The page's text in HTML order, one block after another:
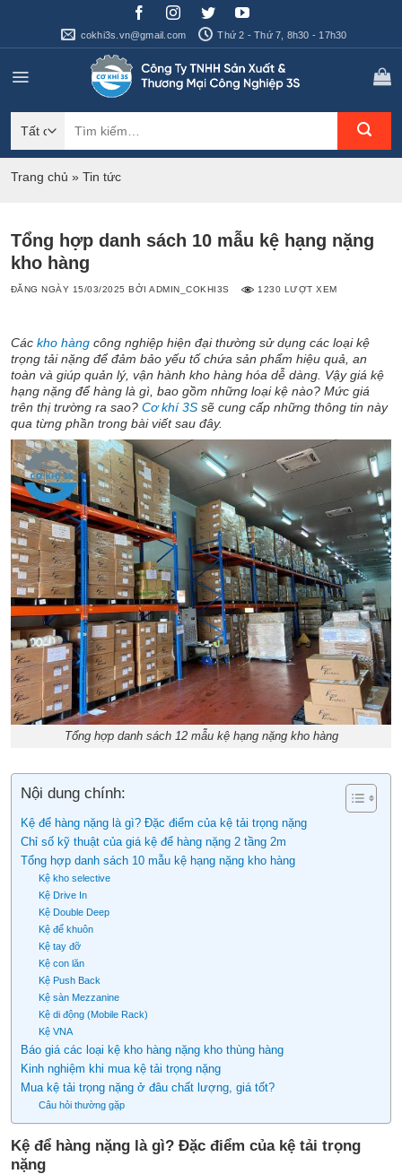
cokhi3s.vn@gmail.com Thứ 2 - Thứ 7, 8h30 - 17h30
kiếm:
Trang chủ » Tin tức
Tổng hợp danh sách 10 mẫu kệ hạng nặng
kho hàng
ĐĂNG NGÀY 15/03/2025 BỞIADMIN_COKHI3S 1230 LƯỢT XEM
Các kho hàng công nghiệp hiện đại thường sử dụng các loại kệ
trọng tải nặng để đảm bảo yếu tố chứa sản phẩm hiệu quả, an
toàn và giúp quản lý, vận hành kho hàng hóa dễ dàng. Vậy giá kệ
hạng nặng để hàng là gì, bao gồm những loại kệ nào? Mức giá
trên thị trường ra sao? Cơ khí 3S sẽ cung cấp những thông tin này
qua từng phần trong bài viết sau đây.
Tổng hợp danh sách 12 mẫu kệ hạng nặng kho hàng
Nội dung chính:
Kệ để hàng nặng là gì? Đặc điểm của kệ tải trọng nặng
Chỉ số kỹ thuật của giá kệ để hàng nặng 2 tầng 2m
Tổng hợp danh sách 10 mẫu kệ hạng nặng kho hàng
Kệ kho selective
Kệ Drive In
Kệ Double Deep
Kệ để khuôn
Kệ tay đỡ
Kệ con lăn
Kệ Push Back
Kệ sàn Mezzanine
Kệ di động (Mobile Rack)
Kệ VNA
Báo giá các loại kệ kho hàng nặng kho thùng hàng
Kinh nghiệm khi mua kệ tải trọng nặng
Mua kệ tải trọng nặng ở đâu chất lượng, giá tốt?
Câu hỏi thường gặp
Kệ để hàng nặng là gì? Đặc điểm của kệ tải trọng
nặng